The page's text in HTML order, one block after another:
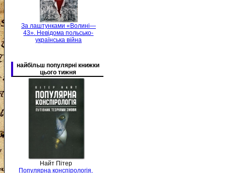
За лаштунками «Волині—
43». Невідома польсько-
українська війна
найбільш популярні книжки
цього тижня
Найт Пітер
Популярна конспірологія.